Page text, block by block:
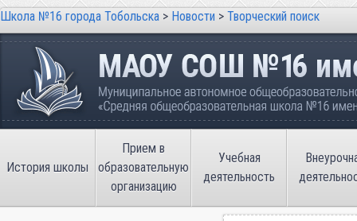
Школа №16 города Тобольска > Новости > Творческий поиск
Школа №16 города Тобольска
Муниципальное автономное
имени В.П. Неймышева
История школы
Прием в
образовательную
организацию
Учебная
деятельность